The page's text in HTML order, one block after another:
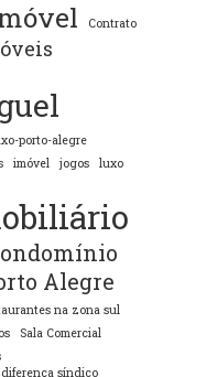
Contrato
porto-alegre
imóvel jogos luxo
Alegre
na zona sul
Sala Comercial
síndico